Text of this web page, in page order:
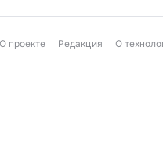
О проекте Редакция О